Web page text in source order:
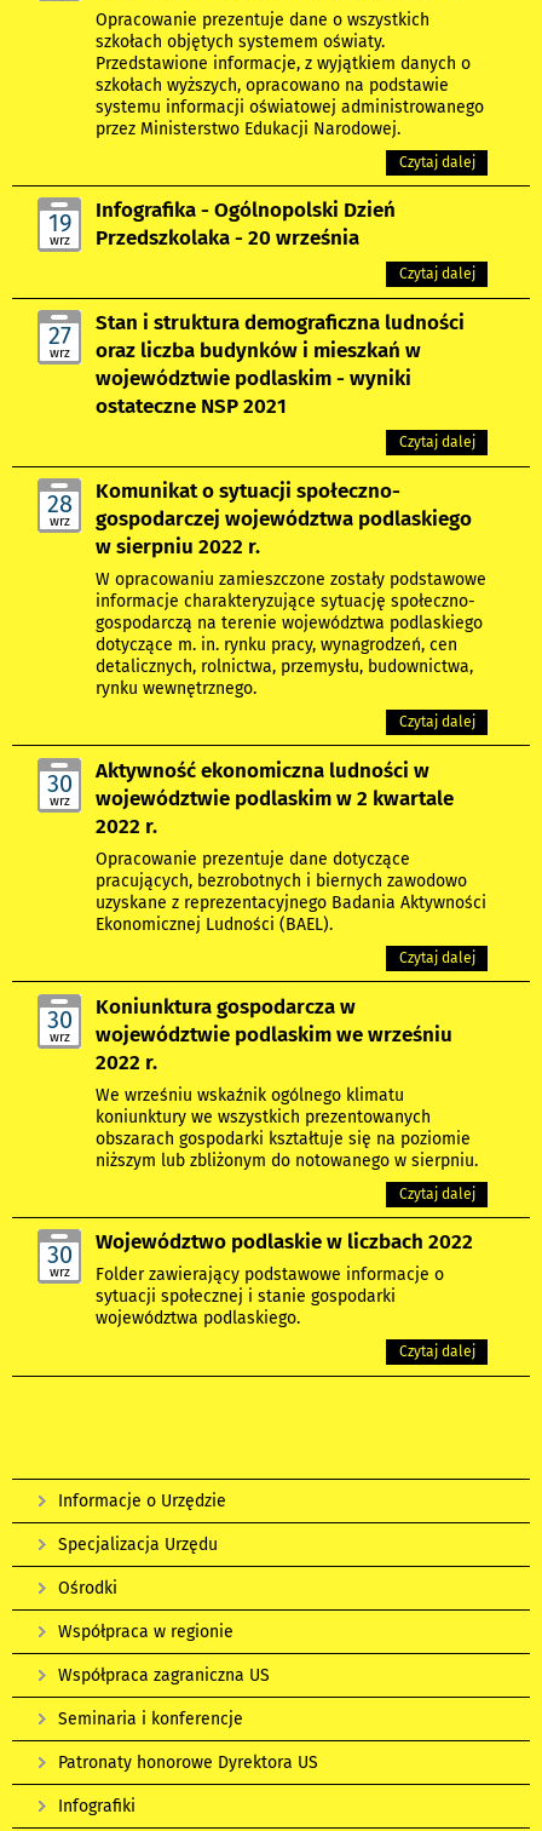
Opracowanie prezentuje dane o wszystkich
szkołach objętych systemem oświaty.
Przedstawione informacje, z wyjątkiem danych o
szkołach wyższych, opracowano na podstawie
systemu informacji oświatowej administrowanego
przez Ministerstwo Edukacji Narodowej.
Czytaj dalej
19
wrz
Infografika - Ogólnopolski Dzień
Przedszkolaka - 20 września
Czytaj dalej
27
wrz
Stan i struktura demograficzna ludności
oraz liczba budynków i mieszkań w
województwie podlaskim - wyniki
ostateczne NSP 2021
Czytaj dalej
28
wrz
Komunikat o sytuacji społeczno-
gospodarczej województwa podlaskiego
w sierpniu 2022 r.
W opracowaniu zamieszczone zostały podstawowe
informacje charakteryzujące sytuację społeczno-
gospodarczą na terenie województwa podlaskiego
dotyczące m. in. rynku pracy, wynagrodzeń, cen
detalicznych, rolnictwa, przemysłu, budownictwa,
rynku wewnętrznego.
Czytaj dalej
30
wrz
Aktywność ekonomiczna ludności w
województwie podlaskim w 2 kwartale
2022 r.
Opracowanie prezentuje dane dotyczące
pracujących, bezrobotnych i biernych zawodowo
uzyskane z reprezentacyjnego Badania Aktywności
Ekonomicznej Ludności (BAEL).
Czytaj dalej
30
wrz
Koniunktura gospodarcza w
województwie podlaskim we wrześniu
2022 r.
We wrześniu wskaźnik ogólnego klimatu
koniunktury we wszystkich prezentowanych
obszarach gospodarki kształtuje się na poziomie
niższym lub zbliżonym do notowanego w sierpniu.
Czytaj dalej
30
wrz
Województwo podlaskie w liczbach 2022
Folder zawierający podstawowe informacje o
sytuacji społecznej i stanie gospodarki
województwa podlaskiego.
Czytaj dalej
Informacje o Urzędzie
Specjalizacja Urzędu
Ośrodki
Współpraca w regionie
Współpraca zagraniczna US
Seminaria i konferencje
Patronaty honorowe Dyrektora US
Infografiki